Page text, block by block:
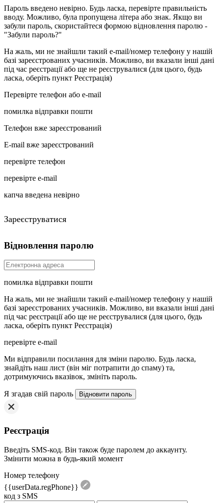
Пароль введено невірно. Будь ласка, перевірте правильність
вводу. Можливо, була пропущена літера або знак. Якщо ви
забули пароль, скористайтеся формою відновлення паролю -
"Забули пароль?"
На жаль, ми не знайшли такий e-mail/номер телефону у нашій
базі зареєстрованих учасників. Можливо, ви вказали інші дані
під час реєстрації або ще не реєструвалися (для цього, будь
ласка, оберіть пункт Реєстрація)
Перевірте телефон або e-mail
помилка відправки пошти
Телефон вже зареєстрований
E-mail вже зареєстрований
перевірте телефон
перевірте e-mail
капча введена невірно
Зареєструватися
Відновлення паролю
помилка відправки пошти
На жаль, ми не знайшли такий e-mail/номер телефону у нашій
базі зареєстрованих учасників. Можливо, ви вказали інші дані
під час реєстрації або ще не реєструвалися (для цього, будь
ласка, оберіть пункт Реєстрація)
перевірте e-mail
Mи відправили посилання для зміни паролю. Будь ласка,
знайдіть наш лист (він міг потрапити до спаму) та,
дотримуючись вказівок, змініть пароль.
Я згадав свій пароль
Реєстрація
Введіть SMS-код. Він також буде паролем до аккаунту.
Змінити можна в будь-який момент
Номер телефону
{{userData.regPhone}}
код з SMS